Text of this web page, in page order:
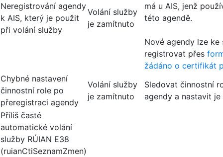
Neregistrování agendy
k AIS, který je použit
při volání služby
Volání služby
je zamítnuto
má u AIS, jenž
této agendě.
Nové agendy lze ke
registrovat přes
žádáno o certifikát
Chybné nastavení
činnostní role po
přeregistraci agendy
Volání služby
je zamítnuto
Sledovat činnostní
agendy a nastavit
Příliš časté
automatické volání
služby RÚIAN E38
(ruianCtiSeznamZmen)